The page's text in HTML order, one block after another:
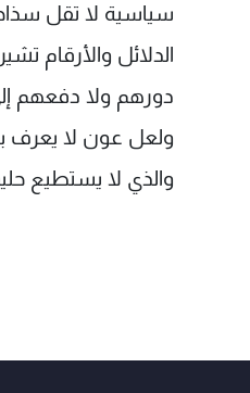
سياسية لا تقل
الدلائل والأرقام
دورهم ولا دفعهم
ولعل عون لا يعرف
والذي لا يستطيع